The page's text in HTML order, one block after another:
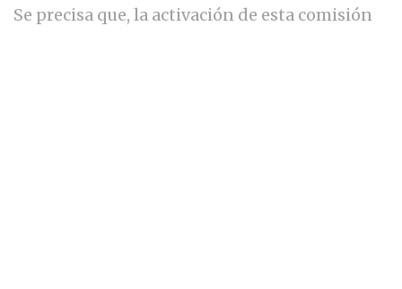
Se precisa que, la activación de esta comisión